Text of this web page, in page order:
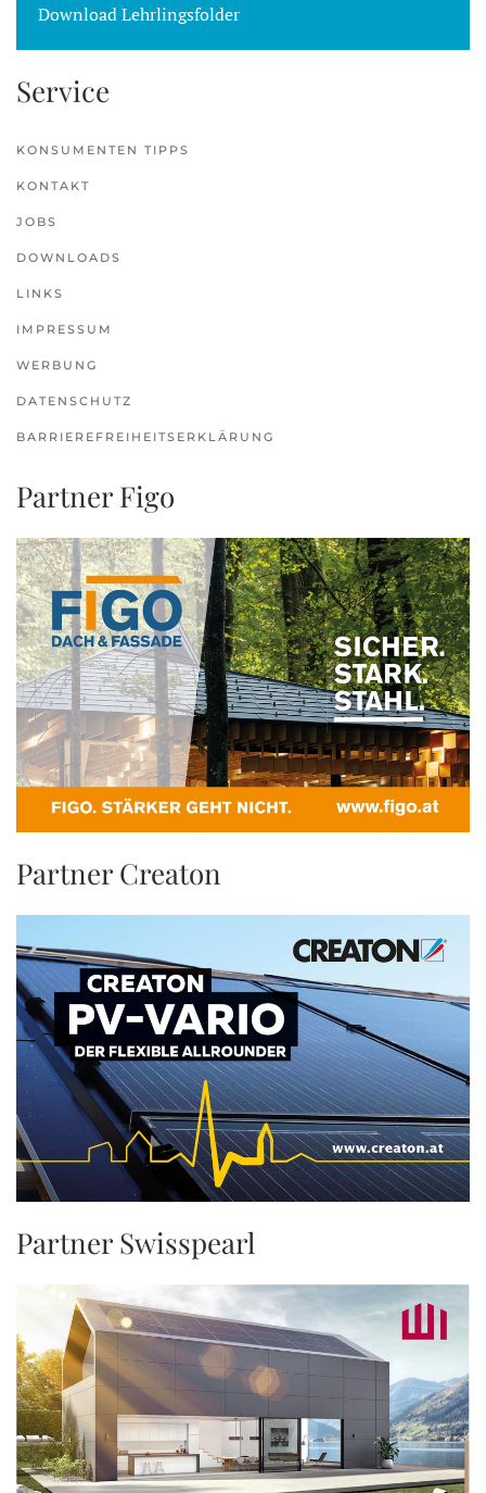
Download Lehrlingsfolder
Service
KONSUMENTEN TIPPS
KONTAKT
JOBS
DOWNLOADS
LINKS
IMPRESSUM
WERBUNG
DATENSCHUTZ
BARRIEREFREIHEITSERKLÄRUNG
Partner Figo
Partner Creaton
Partner Swisspearl